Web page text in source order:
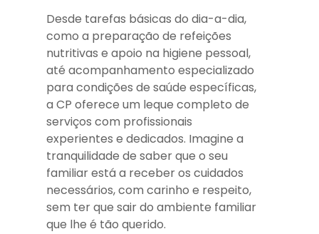
Desde tarefas básicas do dia-a-dia,
como a preparação de refeições
nutritivas e apoio na higiene pessoal,
até acompanhamento especializado
para condições de saúde específicas,
a CP oferece um leque completo de
serviços com profissionais
experientes e dedicados. Imagine a
tranquilidade de saber que o seu
familiar está a receber os cuidados
necessários, com carinho e respeito,
sem ter que sair do ambiente familiar
que lhe é tão querido.